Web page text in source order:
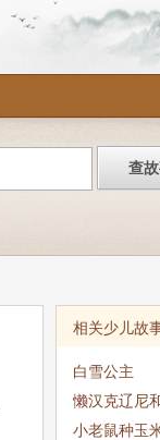
相关少儿故
白雪公主
懒汉克辽尼
小老鼠种玉